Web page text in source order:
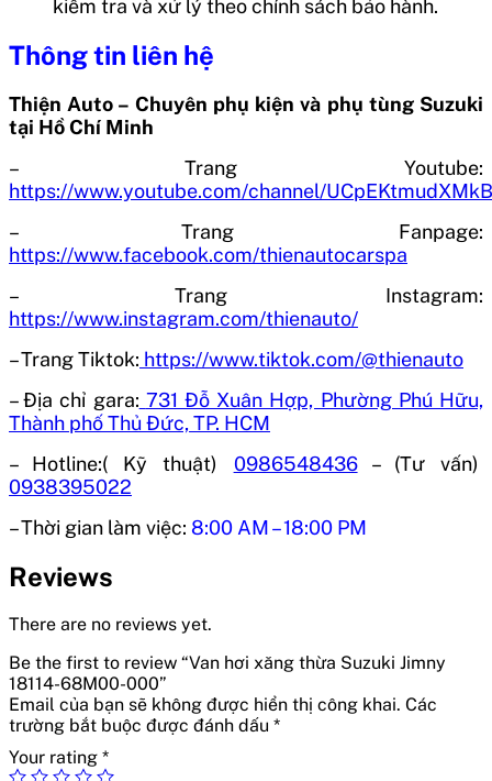
kiểm tra và xử lý theo chính sách bảo hành.
Thông tin liên hệ
Thiện Auto – Chuyên phụ kiện và phụ tùng Suzuki
tại Hồ Chí Minh
– Trang Youtube:
https://www.youtube.com/channel/
– Trang Fanpage:
https://www.facebook.com/thienautocarspa
– Trang Instagram:
https://www.instagram.com/thienauto/
– Trang Tiktok: https://www.tiktok.com/@thienauto
– Địa chỉ gara: 731 Đỗ Xuân Hợp, Phường Phú Hữu,
Thành phố Thủ Đức, TP. HCM
– Hotline:( Kỹ thuật) 0986548436– (Tư vấn)
0938395022
– Thời gian làm việc: 8:00 AM – 18:00 PM
Reviews
There are no reviews yet.
Be the first to review “Van hơi xăng thừa Suzuki Jimny
18114-68M00-000”
Email của bạn sẽ không được hiển thị công khai. Các
trường bắt buộc được đánh dấu *
Your rating *